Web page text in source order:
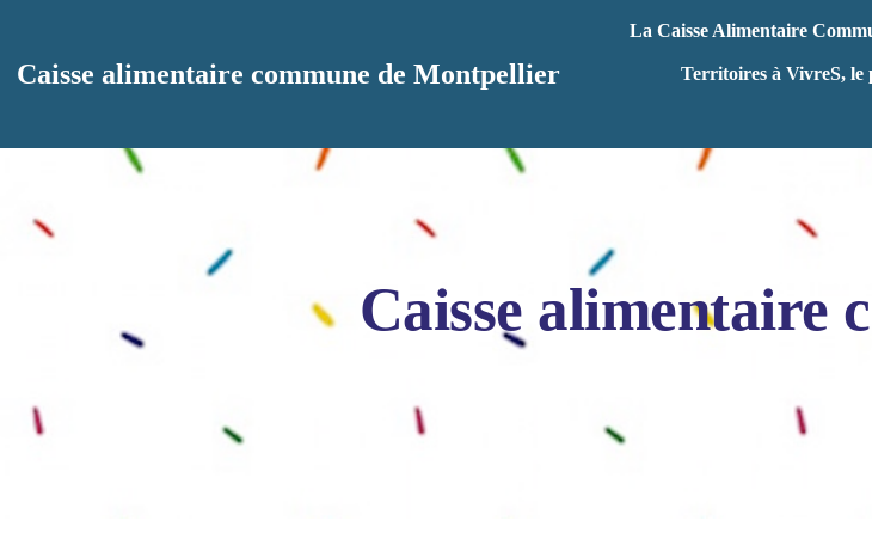
Caisse alimentaire commune de Montpellier
La Caisse Alimentaire
Territoires à VivreS, le
Caisse alimentaire